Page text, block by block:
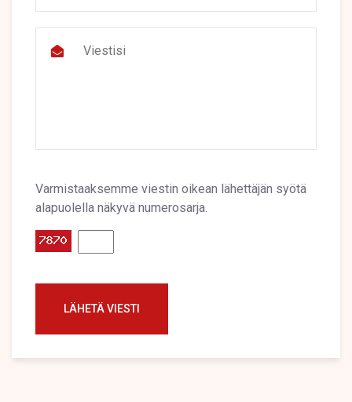
Varmistaaksemme viestin oikean lähettäjän syötä
alapuolella näkyvä numerosarja.
LÄHETÄ VIESTI